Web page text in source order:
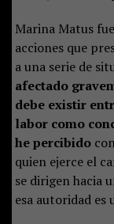
Marina Matus
acciones que
a una serie de
afectado
debe existir
labor como
he percibido
quien ejerce el
se dirigen hacia
esa autoridad es